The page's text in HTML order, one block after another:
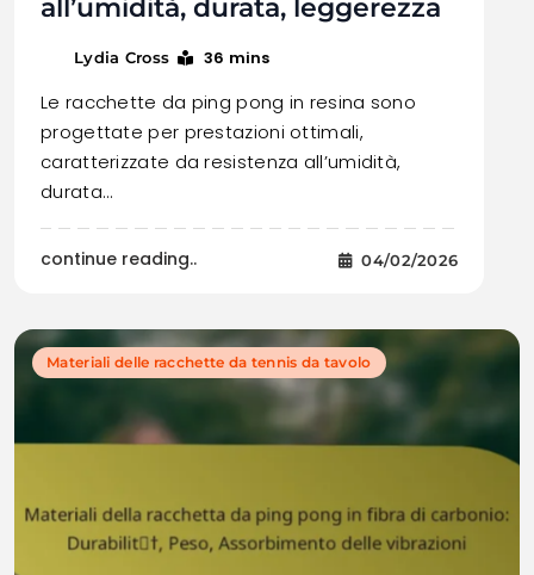
all’umidità, durata, leggerezza
Lydia Cross 36 mins
Le racchette da ping pong in resina sono
progettate per prestazioni ottimali,
caratterizzate da resistenza all’umidità,
durata…
continue reading.. 04/02/2026
Materiali delle racchette da tennis da tavolo